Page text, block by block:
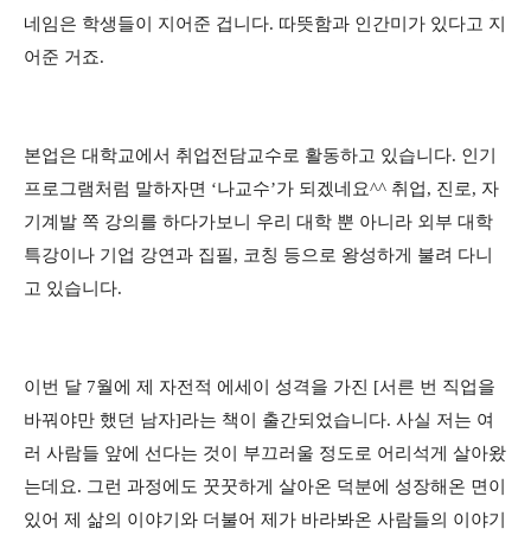
네임은 학생들이 지어준 겁니다. 따뜻함과 인간미가 있다고 지
어준 거죠.
본업은 대학교에서 취업전담교수로 활동하고 있습니다. 인기
프로그램처럼 말하자면 ‘나교수’가 되겠네요^^ 취업, 진로, 자
기계발 쪽 강의를 하다가보니 우리 대학 뿐 아니라 외부 대학
특강이나 기업 강연과 집필, 코칭 등으로 왕성하게 불려 다니
고 있습니다.
이번 달 7월에 제 자전적 에세이 성격을 가진 [서른 번 직업을
바꿔야만 했던 남자]라는 책이 출간되었습니다. 사실 저는 여
러 사람들 앞에 선다는 것이 부끄러울 정도로 어리석게 살아왔
는데요. 그런 과정에도 꿋꿋하게 살아온 덕분에 성장해온 면이
있어 제 삶의 이야기와 더불어 제가 바라봐온 사람들의 이야기